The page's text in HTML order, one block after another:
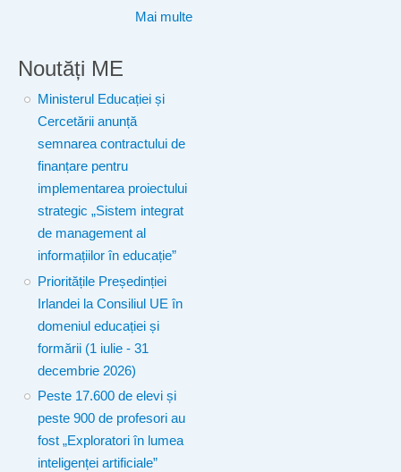
Mai multe
Noutăți ME
Ministerul Educației și
Cercetării anunță
semnarea contractului de
finanțare pentru
implementarea proiectului
strategic „Sistem integrat
de management al
informațiilor în educație”
Prioritățile Președinției
Irlandei la Consiliul UE în
domeniul educației și
formării (1 iulie - 31
decembrie 2026)
Peste 17.600 de elevi și
peste 900 de profesori au
fost „Exploratori în lumea
inteligenței artificiale”